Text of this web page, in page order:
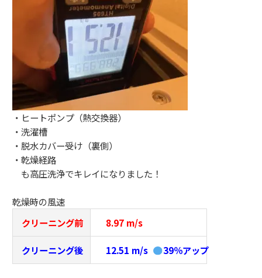
・ヒートポンプ（熱交換器）
・洗濯槽
・脱水カバー受け（裏側）
・乾燥経路
も高圧洗浄でキレイになりました！
乾燥時の風速
クリーニング前
8.97 m/s
クリーニング後 12.51 m/s 39％アップ